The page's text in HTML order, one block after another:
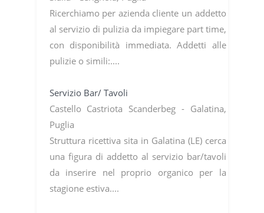
Ricerchiamo per azienda cliente un addetto
al servizio di pulizia da impiegare part time,
con disponibilità immediata. Addetti alle
pulizie o simili:....
Servizio Bar/ Tavoli
Castello Castriota Scanderbeg - Galatina,
Puglia
Struttura ricettiva sita in Galatina (LE) cerca
una figura di addetto al servizio bar/tavoli
da inserire nel proprio organico per la
stagione estiva....